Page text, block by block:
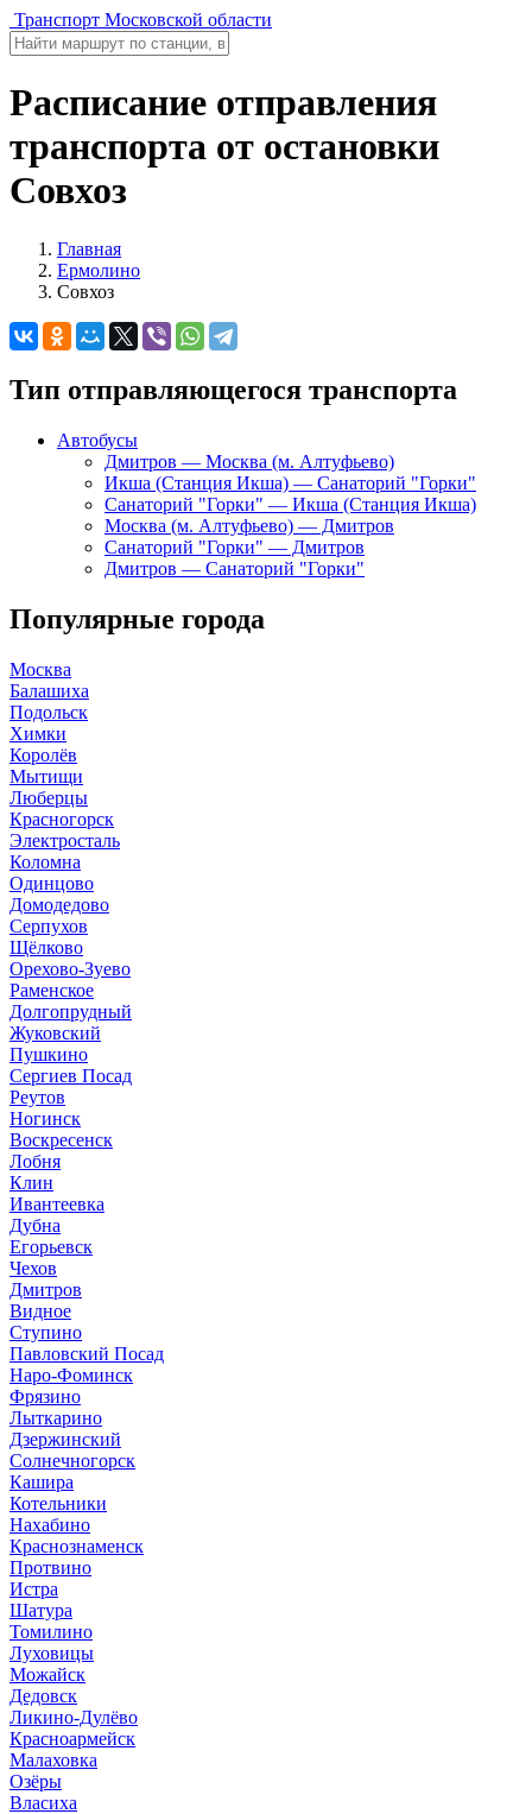
Транспорт Московской области
Расписание отправления
транспорта от остановки
Совхоз
Главная
Ермолино
Совхоз
Тип отправляющегося транспорта
Автобусы
Дмитров — Москва (м. Алтуфьево)
Икша (Станция Икша) — Санаторий "Горки"
Санаторий "Горки" — Икша (Станция Икша)
Москва (м. Алтуфьево) — Дмитров
Санаторий "Горки" — Дмитров
Дмитров — Санаторий "Горки"
Популярные города
Москва
Балашиха
Подольск
Химки
Королёв
Мытищи
Люберцы
Красногорск
Электросталь
Коломна
Одинцово
Домодедово
Серпухов
Щёлково
Орехово-Зуево
Раменское
Долгопрудный
Жуковский
Пушкино
Сергиев Посад
Реутов
Ногинск
Воскресенск
Лобня
Клин
Ивантеевка
Дубна
Егорьевск
Чехов
Дмитров
Видное
Ступино
Павловский Посад
Наро-Фоминск
Фрязино
Лыткарино
Дзержинский
Солнечногорск
Кашира
Котельники
Нахабино
Краснознаменск
Протвино
Истра
Шатура
Томилино
Луховицы
Можайск
Дедовск
Ликино-Дулёво
Красноармейск
Малаховка
Озёры
Власиха